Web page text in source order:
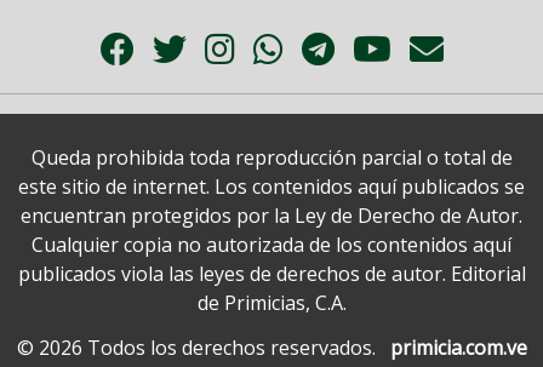
Queda prohibida toda reproducción parcial o total de
este sitio de internet. Los contenidos aquí publicados se
encuentran protegidos por la Ley de Derecho de Autor.
Cualquier copia no autorizada de los contenidos aquí
publicados viola las leyes de derechos de autor. Editorial
de Primicias, C.A.
© 2026 Todos los derechos reservados.
primicia.com.ve